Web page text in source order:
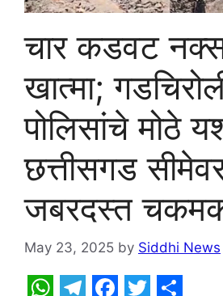
चार कडवट
खात्मा;
पोलिसांचे मोठे
छत्तीसगड
जबरदस्त
May 23, 2025 by Siddhi News